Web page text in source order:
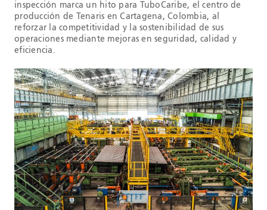
inspección marca un hito para TuboCaribe, el centro de
producción de Tenaris en Cartagena, Colombia, al
reforzar la competitividad y la sostenibilidad de sus
operaciones mediante mejoras en seguridad, calidad y
eficiencia.